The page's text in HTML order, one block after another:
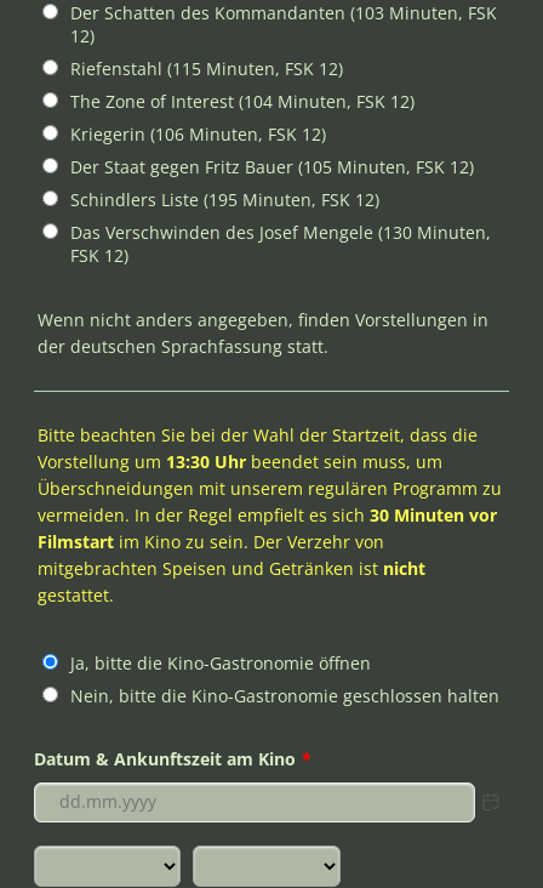
Der Schatten des Kommandanten (103 Minuten, FSK
12)
Riefenstahl (115 Minuten, FSK 12)
The Zone of Interest (104 Minuten, FSK 12)
Kriegerin (106 Minuten, FSK 12)
Der Staat gegen Fritz Bauer (105 Minuten, FSK 12)
Schindlers Liste (195 Minuten, FSK 12)
Das Verschwinden des Josef Mengele (130 Minuten,
FSK 12)
Wenn nicht anders angegeben, finden Vorstellungen in
der deutschen Sprachfassung statt.
Bitte beachten Sie bei der Wahl der Startzeit, dass die
Vorstellung um 13:30 Uhrbeendet sein muss, um
Überschneidungen mit unserem regulären Programm zu
vermeiden. In der Regel empfielt es sich 30 Minuten vor
Filmstartim Kino zu sein. Der Verzehr von
mitgebrachten Speisen und Getränken ist nicht
gestattet.
Ja, bitte die Kino-Gastronomie öffnen
Nein, bitte die Kino-Gastronomie geschlossen halten
Datum & Ankunftszeit am Kino *